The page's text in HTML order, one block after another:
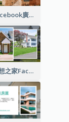
待售物業Facebook廣告
你的現代夢想之家Facebook廣告